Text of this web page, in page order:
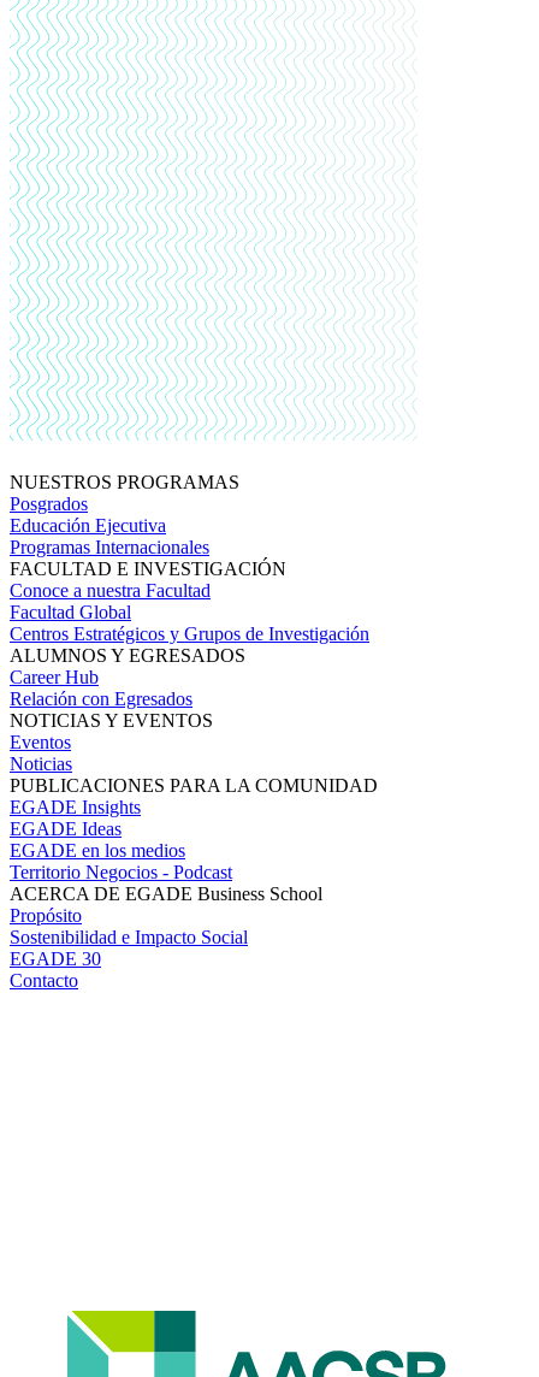
NUESTROS PROGRAMAS
Posgrados
Educación Ejecutiva
Programas Internacionales
FACULTAD E INVESTIGACIÓN
Conoce a nuestra Facultad
Facultad Global
Centros Estratégicos y Grupos de Investigación
ALUMNOS Y EGRESADOS
Career Hub
Relación con Egresados
NOTICIAS Y EVENTOS
Eventos
Noticias
PUBLICACIONES PARA LA COMUNIDAD
EGADE Insights
EGADE Ideas
EGADE en los medios
Territorio Negocios - Podcast
ACERCA DE EGADE Business School
Propósito
Sostenibilidad e Impacto Social
EGADE 30
Contacto